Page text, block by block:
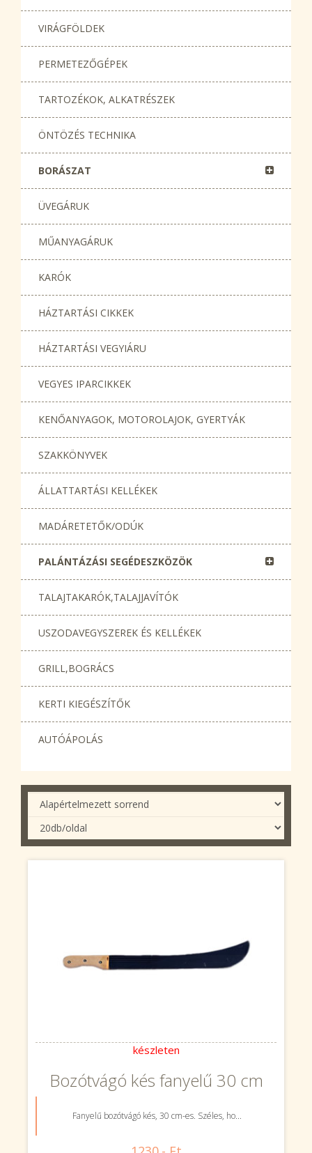
VIRÁGFÖLDEK
PERMETEZŐGÉPEK
TARTOZÉKOK, ALKATRÉSZEK
ÖNTÖZÉS TECHNIKA
BORÁSZAT
ÜVEGÁRUK
MŰANYAGÁRUK
KARÓK
HÁZTARTÁSI CIKKEK
HÁZTARTÁSI VEGYIÁRU
VEGYES IPARCIKKEK
KENŐANYAGOK, MOTOROLAJOK, GYERTYÁK
SZAKKÖNYVEK
ÁLLATTARTÁSI KELLÉKEK
MADÁRETETŐK/ODÚK
PALÁNTÁZÁSI SEGÉDESZKÖZÖK
TALAJTAKARÓK,TALAJJAVÍTÓK
USZODAVEGYSZEREK ÉS KELLÉKEK
GRILL,BOGRÁCS
KERTI KIEGÉSZÍTŐK
AUTÓÁPOLÁS
készleten
Bozótvágó kés fanyelű 30 cm
Fanyelű bozótvágó kés, 30 cm-es. Széles, ho...